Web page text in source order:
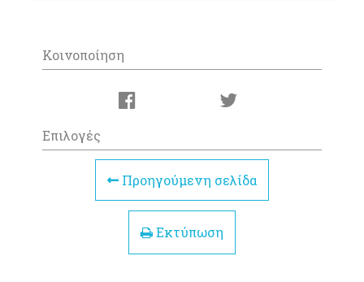
Κοινοποίηση
Επιλογές
Προηγούμενη σελίδα
Εκτύπωση